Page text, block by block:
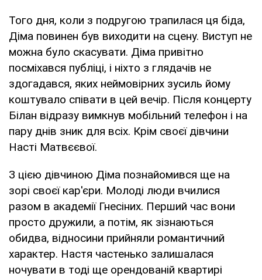
Того дня, коли з подругою трапилася ця біда,
Діма повинен був виходити на сцену. Виступ не
можна було скасувати. Діма привітно
посміхався публіці, і ніхто з глядачів не
здогадався, яких неймовірних зусиль йому
коштувало співати в цей вечір. Після концерту
Білан відразу вимкнув мобільний телефон і на
пару днів зник для всіх. Крім своєї дівчини
Насті Матвєєвої.
З цією дівчиною Діма познайомився ще на
зорі своєї кар'єри. Молоді люди вчилися
разом в академії Гнесіних. Перший час вони
просто дружили, а потім, як зізнаються
обидва, відносини прийняли романтичний
характер. Настя частенько залишалася
ночувати в тоді ще орендованій квартирі